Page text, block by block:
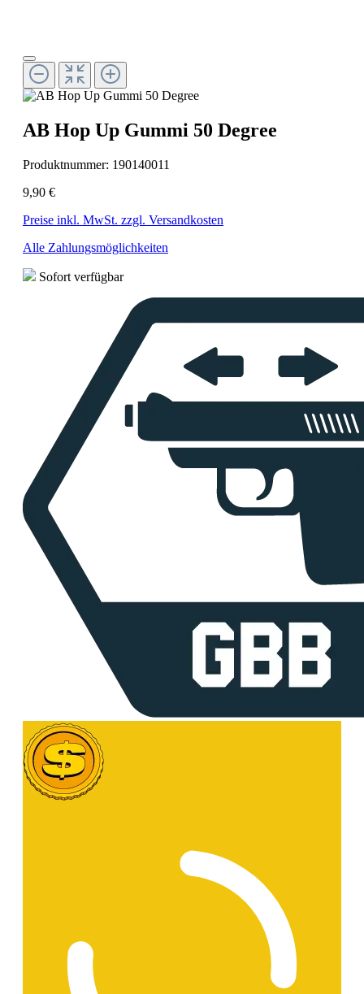
AB Hop Up Gummi 50 Degree
Produktnummer: 190140011
9,90 €
Preise inkl. MwSt. zzgl. Versandkosten
Alle Zahlungsmöglichkeiten
Sofort verfügbar